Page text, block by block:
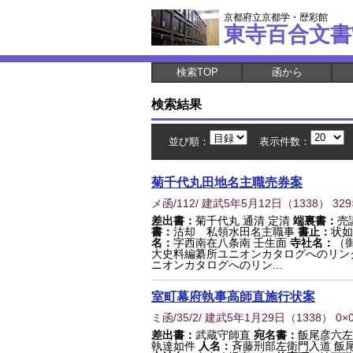
京都府立京都学・歴彩館
東寺百合文
検索TOP 函から
検索結果
並び順： 表示件数：
菊千代丸田地名主職売券案
メ函/112/ 建武5年5月12日 （1338）
差出書： 菊千代丸 通清 定清 端裏書： 売
書： 沽却 私領水田名主職事 書止： 状
名： 字西南在八条南 壬生面 寺社名：
（
大史料編纂所ユニオンカタログへのリ
ニオンカタログへのリン...
室町幕府執事高師直施行状案
ミ函/35/2/ 建武5年1月29日 （1338）
差出書： 武蔵守師直 宛名書： 飯尾彦六
執達如件 人名： 斉藤刑部左衛門入道 飯